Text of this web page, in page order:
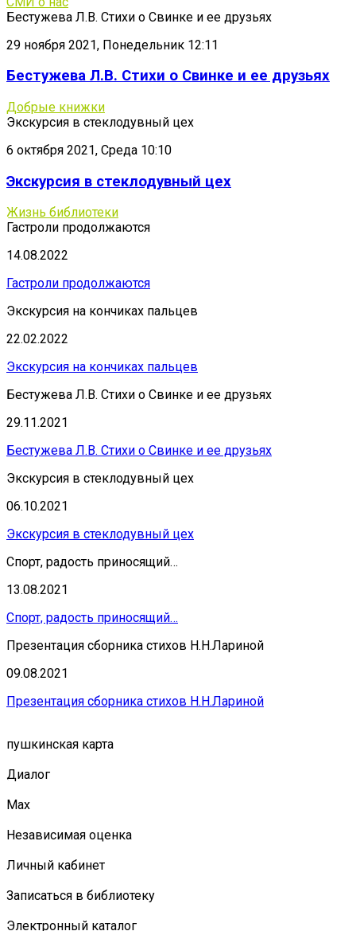
Бестужева Л.В. Стихи о Свинке и ее друзьях
29 ноября 2021, Понедельник 12:11
Бестужева Л.В. Стихи о Свинке и ее друзьях
Добрые книжки
Экскурсия в стеклодувный цех
6 октября 2021, Среда 10:10
Экскурсия в стеклодувный цех
Жизнь библиотеки
Гастроли продолжаются
14.08.2022
Гастроли продолжаются
Экскурсия на кончиках пальцев
22.02.2022
Экскурсия на кончиках пальцев
Бестужева Л.В. Стихи о Свинке и ее друзьях
29.11.2021
Бестужева Л.В. Стихи о Свинке и ее друзьях
Экскурсия в стеклодувный цех
06.10.2021
Экскурсия в стеклодувный цех
Спорт, радость приносящий…
13.08.2021
Спорт, радость приносящий…
Презентация сборника стихов Н.Н.Лариной
09.08.2021
Презентация сборника стихов Н.Н.Лариной
пушкинская карта
Диалог
Мах
Независимая оценка
Личный кабинет
Записаться в библиотеку
Электронный каталог